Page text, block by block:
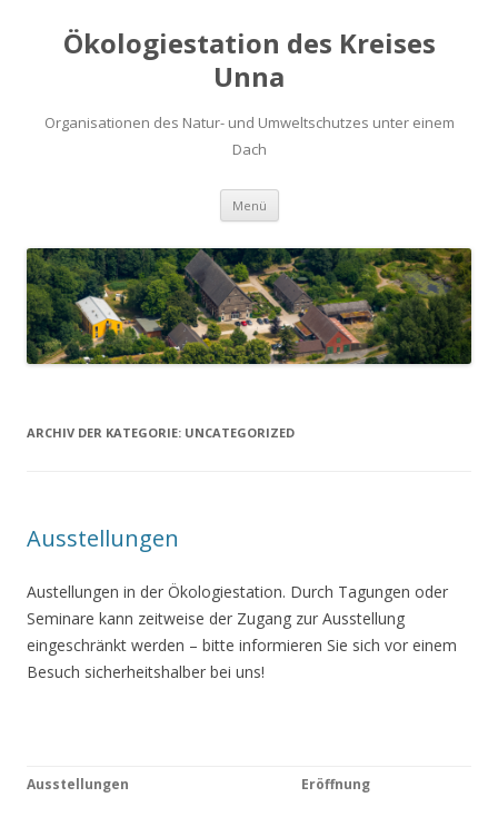
Ökologiestation des Kreises
Unna
Organisationen des Natur- und Umweltschutzes unter einem
Dach
Menü Zum
springen
ARCHIV DER KATEGORIE: UNCATEGORIZED
Ausstellungen
Austellungen in der Ökologiestation. Durch Tagungen oder
Seminare kann zeitweise der Zugang zur Ausstellung
eingeschränkt werden – bitte informieren Sie sich vor einem
Besuch sicherheitshalber bei uns!
Ausstellungen Eröffnung